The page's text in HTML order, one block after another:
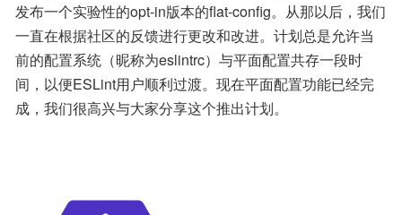
发布一个实验性的opt-in版本的flat-config。从那以后，我们
一直在根据社区的反馈进行更改和改进。计划总是允许当
前的配置系统（昵称为eslintrc）与平面配置共存一段时
间，以便ESLint用户顺利过渡。现在平面配置功能已经完
成，我们很高兴与大家分享这个推出计划。